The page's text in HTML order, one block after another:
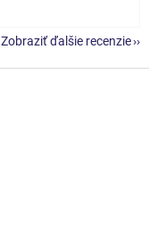
Zobraziť ďalšie recenzie